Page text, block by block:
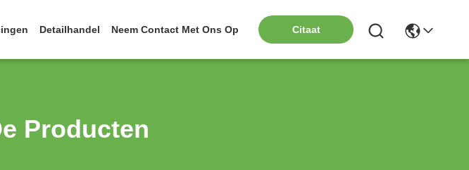
Detailhandel Neem Contact Met Ons Op Citaat
Producten